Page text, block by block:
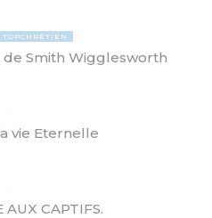
TOPCHRÉTIEN
Smith Wigglesworth
vie Eternelle
AUX CAPTIFS.